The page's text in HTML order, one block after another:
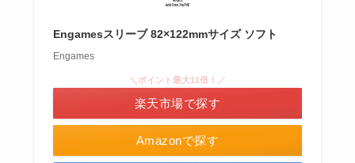
Engamesスリーブ 82×122mmサイズ ソフト
Engames
Amazonで探す
＼ポイント最大11倍！／
楽天市場で探す